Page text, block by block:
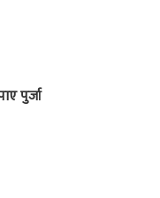
पुर्जा